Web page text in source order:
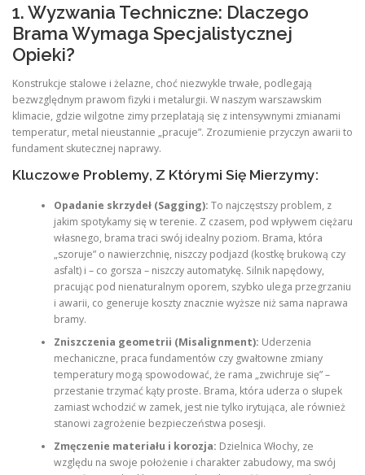
1. Wyzwania Techniczne: Dlaczego
Brama Wymaga Specjalistycznej
Opieki?
Konstrukcje stalowe i żelazne, choć niezwykle trwałe, podlegają
bezwzględnym prawom fizyki i metalurgii. W naszym warszawskim
klimacie, gdzie wilgotne zimy przeplatają się z intensywnymi zmianami
temperatur, metal nieustannie „pracuje”. Zrozumienie przyczyn awarii to
fundament skutecznej naprawy.
Kluczowe Problemy, Z Którymi Się Mierzymy:
Opadanie skrzydeł (Sagging): To najczęstszy problem, z
jakim spotykamy się w terenie. Z czasem, pod wpływem ciężaru
własnego, brama traci swój idealny poziom. Brama, która
„szoruje” o nawierzchnię, niszczy podjazd (kostkę brukową czy
asfalt) i – co gorsza – niszczy automatykę. Silnik napędowy,
pracując pod nienaturalnym oporem, szybko ulega przegrzaniu
i awarii, co generuje koszty znacznie wyższe niż sama naprawa
bramy.
Zniszczenia geometrii (Misalignment): Uderzenia
mechaniczne, praca fundamentów czy gwałtowne zmiany
temperatury mogą spowodować, że rama „zwichruje się” –
przestanie trzymać kąty proste. Brama, która uderza o słupek
zamiast wchodzić w zamek, jest nie tylko irytująca, ale również
stanowi zagrożenie bezpieczeństwa posesji.
Zmęczenie materiału i korozja: Dzielnica Włochy, ze
względu na swoje położenie i charakter zabudowy, ma swój